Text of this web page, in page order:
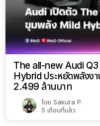
The all-new Audi
Hybrid ประหยัดพลังง
2.499 ล้านบาท
โดย Sakura P.
5 เดือนที่แล้ว